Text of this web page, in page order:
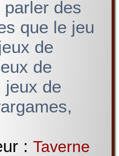
des
que le jeu
de
de
jeux de
: Taverne